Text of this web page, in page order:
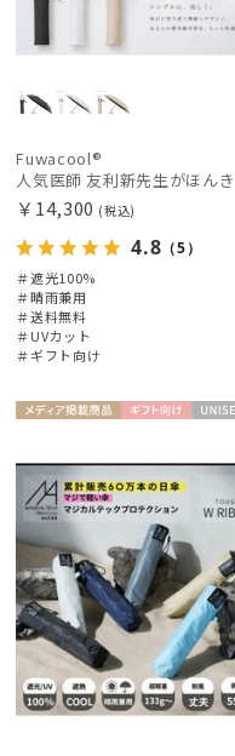
絞り込み
レディース
カテゴリー
ブランド
傘機能
Fuwacool®
￥14,300 (税込)
4.8 （5）
＃遮光100%
＃晴雨兼用
＃送料無料
＃UVカット
＃ギフト向け
載商品
向け
X